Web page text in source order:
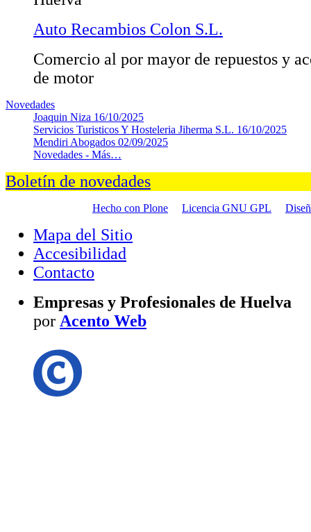
Auto Recambios Colon S.L.
Comercio al por mayor de repuestos y
de motor
Novedades
Joaquin Niza 16/10/2025
Servicios Turisticos Y Hosteleria Jiherma S.L. 16/10/2025
Mendiri Abogados 02/09/2025
Novedades - Más…
Boletín de novedades
Hecho con Plone Licencia GNU GPL
Mapa del Sitio
Accesibilidad
Contacto
Empresas y Profesionales de Huelva
por Acento Web